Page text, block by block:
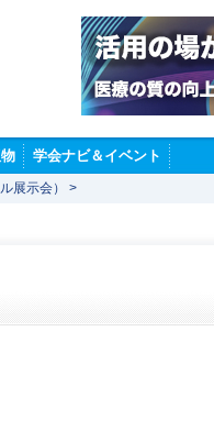
学会ナビ＆イベント
展示会） >